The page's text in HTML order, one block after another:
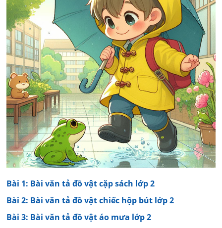
Bài 1: Bài văn tả đồ vật cặp sách lớp 2
Bài 2: Bài văn tả đồ vật chiếc hộp bút lớp 2
Bài 3: Bài văn tả đồ vật áo mưa lớp 2